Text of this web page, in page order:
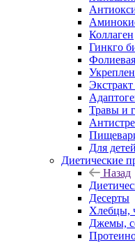
Коллаген
Гинкго
Экстракт
Травы и
Для детей
Диетические
Назад
Десерты
Хлебцы,
Джемы,